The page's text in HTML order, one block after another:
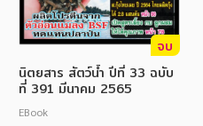
จบ
นิตยสาร สัตว์น้ำ ปีที่ 33 ฉบับ
ที่ 391 มีนาคม 2565
EBook